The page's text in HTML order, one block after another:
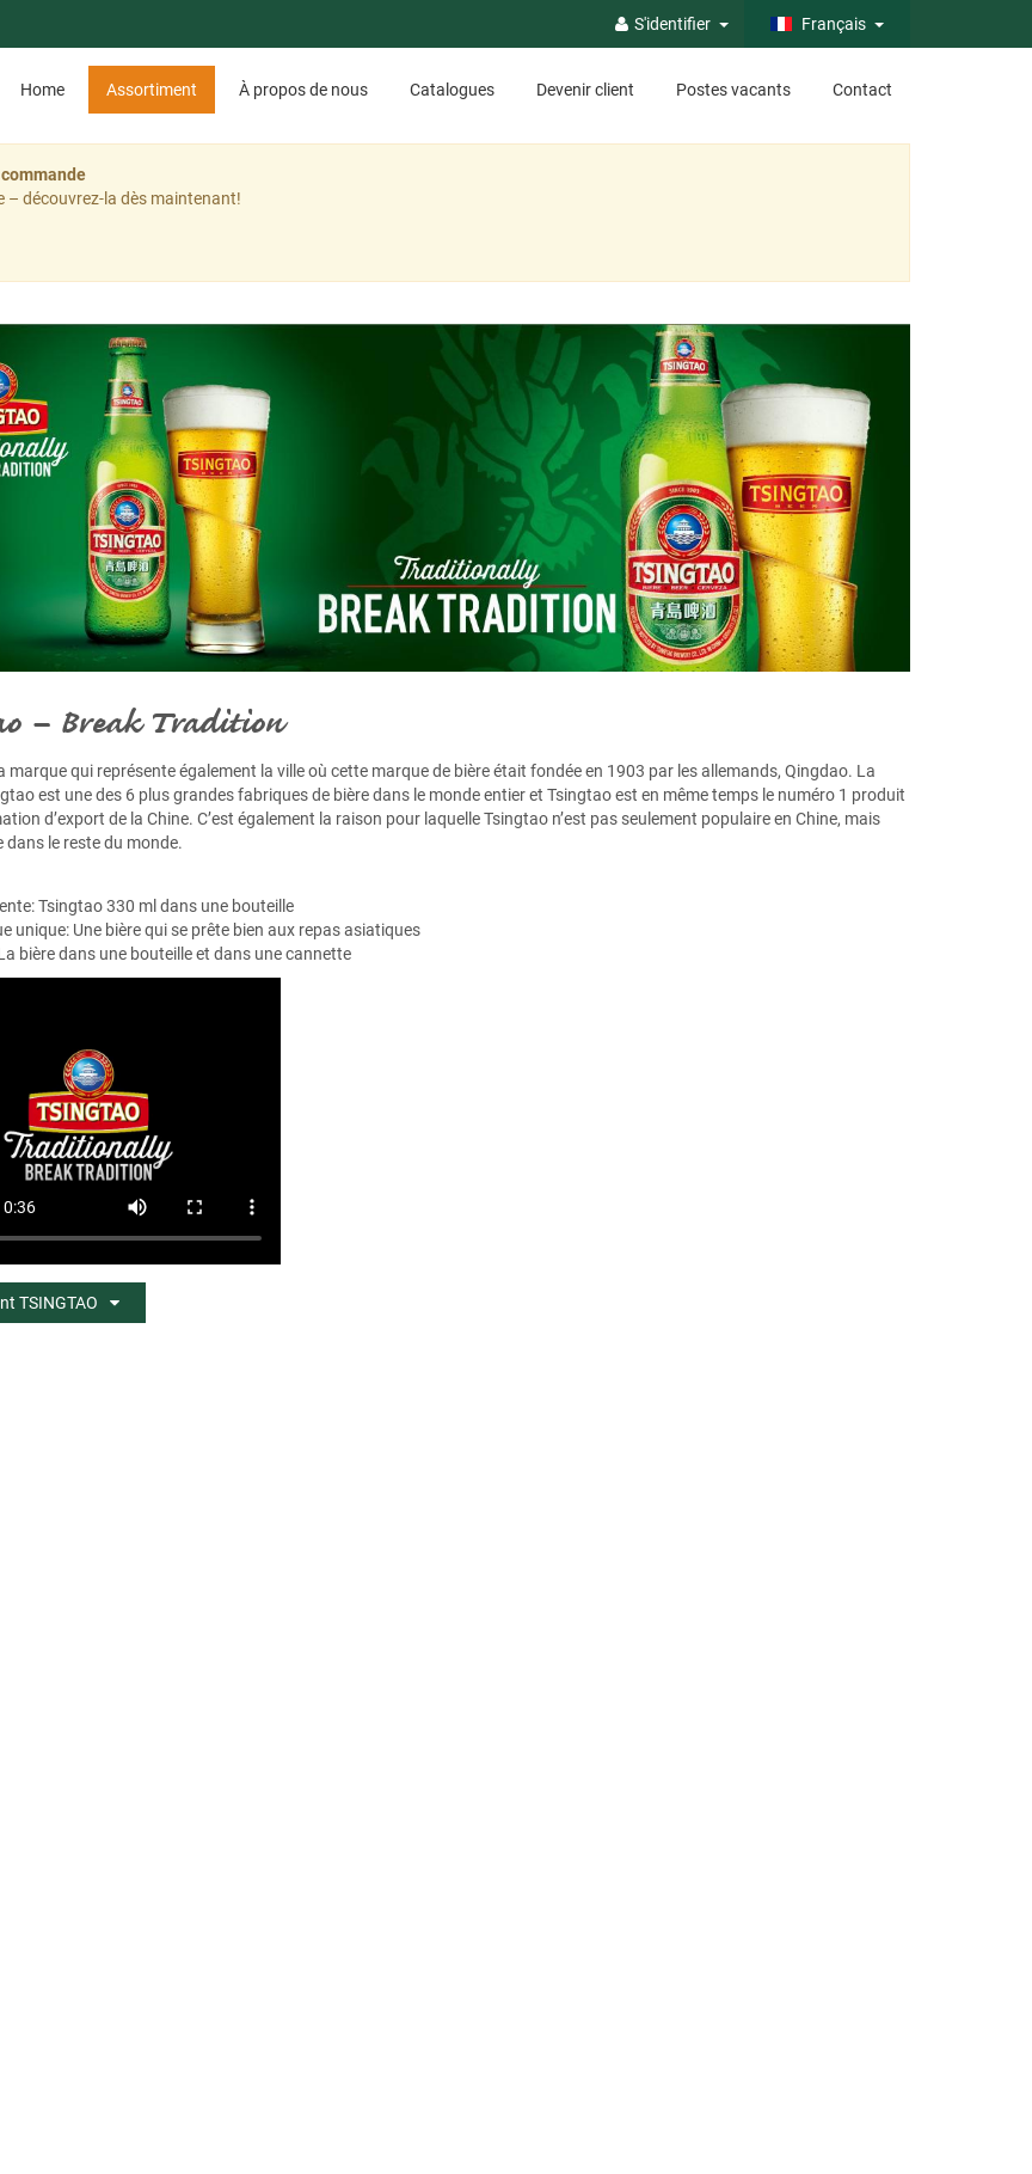
S'identifier Français
Home Assortiment À propos de nous Catalogues Devenir client Postes vacants Contact
– découvrez-la dès maintenant!
– Break Tradition
marque qui représente également la ville où cette marque de bière était fondée en 1903 par les allemands, Qingdao. La
est une des 6 plus grandes fabriques de bière dans le monde entier et Tsingtao est en même temps le numéro 1 produit
d’export de la Chine. C’est également la raison pour laquelle Tsingtao n’est pas seulement populaire en Chine, mais
dans le reste du monde.
Tsingtao 330 ml dans une bouteille
unique: Une bière qui se prête bien aux repas asiatiques
bière dans une bouteille et dans une cannette
TSINGTAO